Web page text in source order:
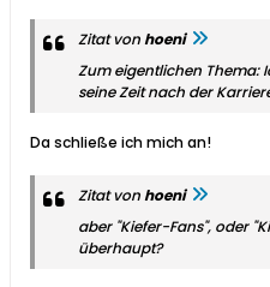
Zitat vonhoeni
Zum eigentlichen Thema:
seine Zeit nach der
Da schließe ich mich an!
Zitat vonhoeni
aber "Kiefer-Fans", oder
überhaupt?